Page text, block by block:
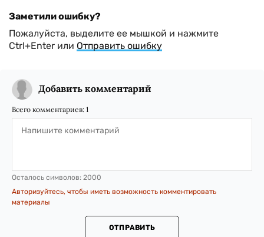
Заметили ошибку?
Пожалуйста, выделите ее мышкой и нажмите
Ctrl+Enter или Отправить ошибку
Добавить комментарий
Всего комментариев: 1
Осталось символов: 2000
Авторизуйтесь, чтобы иметь возможность комментировать
материалы
ОТПРАВИТЬ